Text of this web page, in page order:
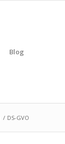
Blog
/ DS-GVO